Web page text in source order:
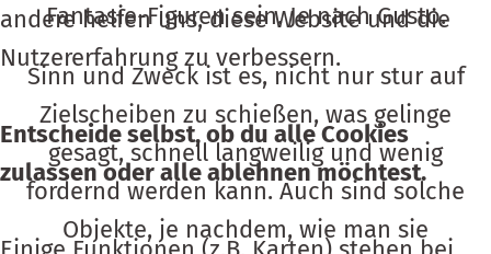
Fantasie-Figuren sein. Je nach Gusto.
Sinn und Zweck ist es, nicht nur stur auf
Zielscheiben zu schießen, was gelinge
gesagt, schnell langweilig und wenig
fordernd werden kann. Auch sind solche
Objekte, je nachdem, wie man sie
andere helfen uns, diese Website und die
Nutzer­erfahrung zu verbessern.
Entscheide selbst, ob du alle Cookies
zulassen oder alle ablehnen möchtest.